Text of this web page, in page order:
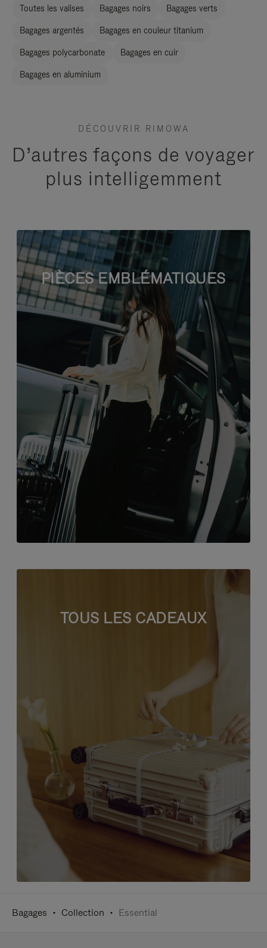
Toutes les valises Bagages noirs Bagages verts
Bagages argentés Bagages en couleur titanium
Bagages polycarbonate Bagages en cuir
Bagages en aluminium
DÉCOUVRIR RIMOWA
D’autres façons de voyager
plus intelligemment
PIÈCES EMBLÉMATIQUES
TOUS LES CADEAUX
Bagages Collection Essential